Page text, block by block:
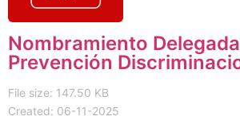
Nombramiento
Prevención
File size: 147.50 KB
Created: 06-11-2025